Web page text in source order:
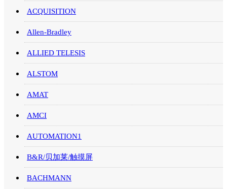
ACQUISITION
Allen-Bradley
ALLIED TELESIS
ALSTOM
AMAT
AMCI
AUTOMATION1
B&R/贝加莱/触摸屏
BACHMANN